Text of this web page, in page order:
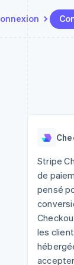
intégrés
État de l'API
Stripe
de
pensé
les